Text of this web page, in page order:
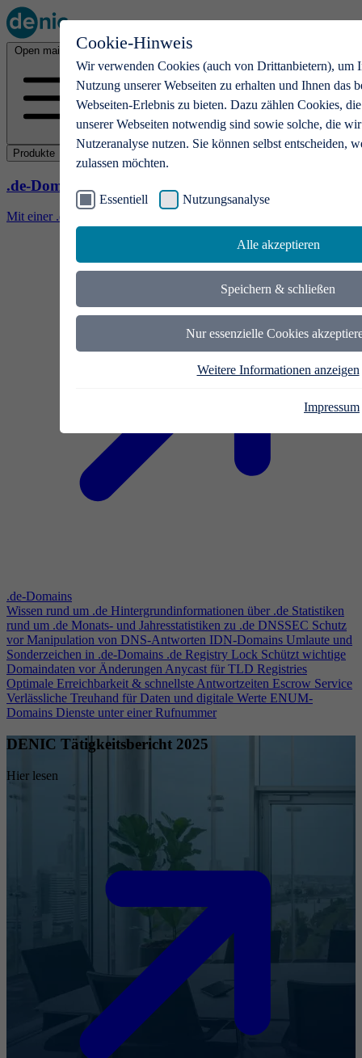
Cookie-Hinweis
Wir verwenden Cookies (auch von Drittanbietern), um
Nutzung unserer Webseiten zu erhalten und Ihnen das
Webseiten-Erlebnis zu bieten. Dazu zählen Cookies,
unserer Webseiten notwendig sind sowie solche, die
Nutzeranalyse nutzen. Sie können selbst entscheiden,
zulassen möchten.
Essentiell Nutzungsanalyse
Alle akzeptieren
Speichern & schließen
Nur essenzielle Cookies
Weitere Informationen anzeigen
Impressum
Open main menu
Produkte
.de-Domains
Mit einer .de-Domain erhalten Ideen eine Bühne
.de-Domains
Wissen rund um .de Hintergrundinformationen über .de Statistiken
rund um .de Monats- und Jahresstatistiken zu .de DNSSEC Schutz
vor Manipulation von DNS-Antworten IDN-Domains Umlaute und
Sonderzeichen in .de-Domains .de Registry Lock Schützt wichtige
Domaindaten vor ÄnderungenAnycast für TLD Registries
Optimale Erreichbarkeit & schnellste Antwortzeiten Escrow Service
Verlässliche Treuhand für Daten und digitale Werte ENUM-
Domains Dienste unter einer Rufnummer
DENIC Tätigkeitsbericht 2025
Hier lesen